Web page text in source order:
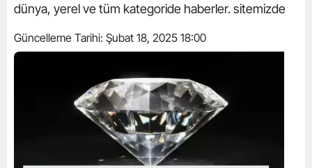
dünya, yerel ve tüm kategoride haberler. sitemizde
Güncelleme Tarihi: Şubat 18, 2025 18:00